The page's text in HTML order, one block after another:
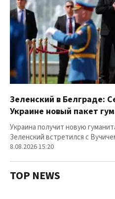
Зеленский в Белграде:
Украине новый пакет
Украина получит новую
Зеленский встретился с
8.08.2026 15:20
TOP NEWS